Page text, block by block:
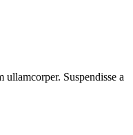
Suspendisse a